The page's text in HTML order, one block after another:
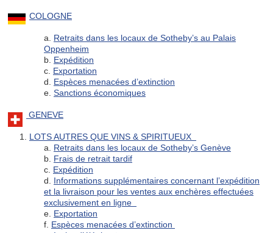
COLOGNE
a. Retraits dans les locaux de Sotheby’s au Palais
Oppenheim
b. Expédition
c. Exportation
d. Espèces menacées d’extinction
e. Sanctions économiques
GENEVE
1. LOTS AUTRES QUE VINS & SPIRITUEUX
a. Retraits dans les locaux de Sotheby’s Genève
b. Frais de retrait tardif
c. Expédition
d. Informations supplémentaires concernant l’expédition
et la livraison pour les ventes aux enchères effectuées
exclusivement en ligne
e. Exportation
f. Espèces menacées d’extinction